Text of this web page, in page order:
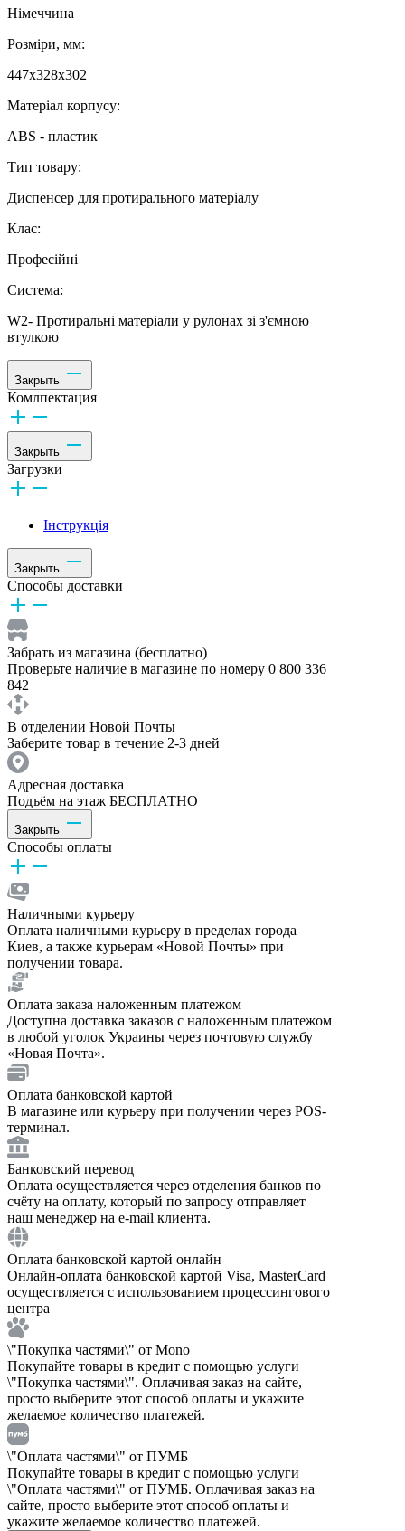
Німеччина
Розміри, мм:
447х328х302
Матеріал корпусу:
ABS - пластик
Тип товару:
Диспенсер для протирального матеріалу
Клас:
Професійні
Система:
W2- Протиральні матеріали у рулонах зі з'ємною
втулкою
Закрыть
Комлпектация
Закрыть
Загрузки
Інструкція
Закрыть
Способы доставки
Забрать из магазина (бесплатно)
Проверьте наличие в магазине по номеру 0 800 336
842
В отделении Новой Почты
Заберите товар в течение 2-3 дней
Адресная доставка
Подъём на этаж БЕСПЛАТНО
Закрыть
Способы оплаты
Наличными курьеру
Оплата наличными курьеру в пределах города
Киев, а также курьерам «Новой Почты» при
получении товара.
Оплата заказа наложенным платежом
Доступна доставка заказов с наложенным платежом
в любой уголок Украины через почтовую службу
«Новая Почта».
Оплата банковской картой
В магазине или курьеру при получении через POS-
терминал.
Банковский перевод
Оплата осуществляется через отделения банков по
счёту на оплату, который по запросу отправляет
наш менеджер на e-mail клиента.
Оплата банковской картой онлайн
Онлайн-оплата банковской картой Visa, MasterCard
осуществляется с использованием процессингового
центра
\"Покупка частями\" от Mono
Покупайте товары в кредит с помощью услуги
\"Покупка частями\". Оплачивая заказ на сайте,
просто выберите этот способ оплаты и укажите
желаемое количество платежей.
\"Оплата частями\" от ПУМБ
Покупайте товары в кредит с помощью услуги
\"Оплата частями\" от ПУМБ. Оплачивая заказ на
сайте, просто выберите этот способ оплаты и
укажите желаемое количество платежей.